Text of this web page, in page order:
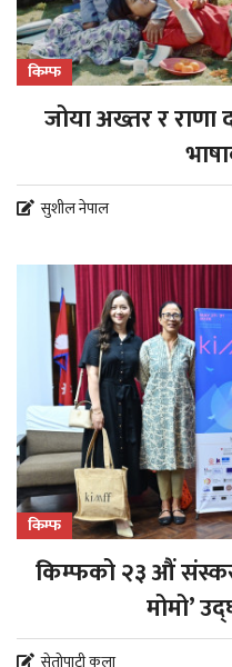
किम्फ
जोया अख्तर र राणा
सुशील नेपाल
किम्फ
किम्फको २३ औं
मोमो’
सेतोपाटी कला